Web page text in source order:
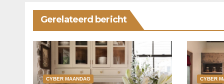
Gerelateerd bericht
CYBER MAANDAG CYBER